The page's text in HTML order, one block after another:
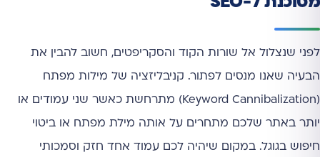
לפני שנצלול אל שורות הקוד והסקריפטים, חשוב להבין את
הבעיה שאנו מנסים לפתור. קניבליזציה של מילות מפתח
(Keyword Cannibalization) מתרחשת כאשר שני עמודים או
יותר באתר שלכם מתחרים על אותה מילת מפתח או ביטוי
חיפוש בגוגל. במקום שיהיה לכם עמוד אחד חזק וסמכותי